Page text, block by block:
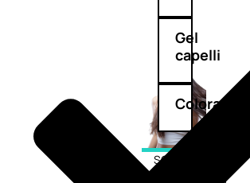
Gel
capelli
Colorazione
SOLARI